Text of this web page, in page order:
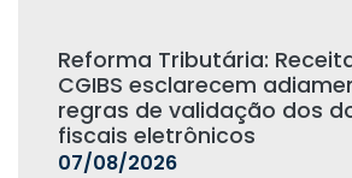
Reforma Tributária:
CGIBS esclarecem
regras de validação dos
fiscais eletrônicos
07/08/2026